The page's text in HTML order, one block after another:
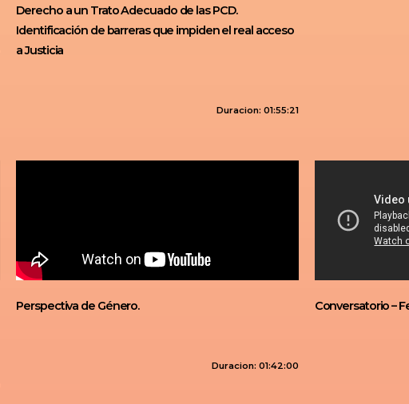
Derecho a un Trato Adecuado de las PCD.
Identificación de barreras que impiden el real acceso
a Justicia
Duracion: 01:55:21
Perspectiva de Género.
Duracion: 01:42:00
Conversatorio –